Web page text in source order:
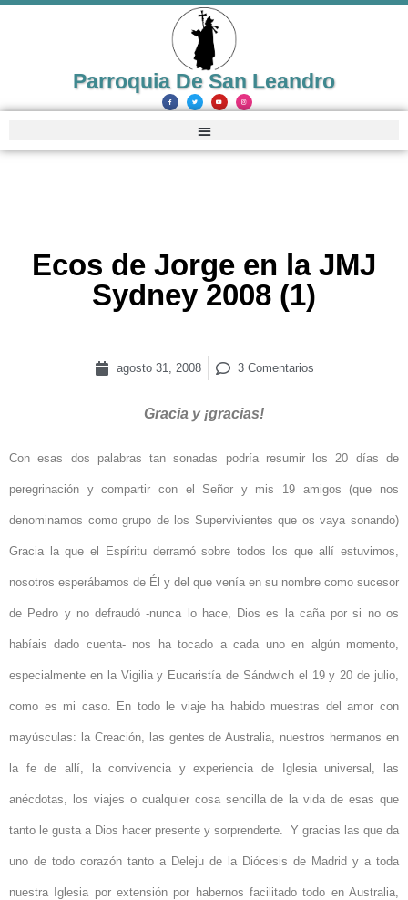
Parroquia De San Leandro
Ecos de Jorge en la JMJ
Sydney 2008 (1)
agosto 31, 2008 3 Comentarios
Gracia y ¡gracias!
Con esas dos palabras tan sonadas podría resumir los 20 días de
peregrinación y compartir con el Señor y mis 19 amigos (que nos
denominamos como grupo de los Supervivientes que os vaya sonando)
Gracia la que el Espíritu derramó sobre todos los que allí estuvimos,
nosotros esperábamos de Él y del que venía en su nombre como sucesor
de Pedro y no defraudó -nunca lo hace, Dios es la caña por si no os
habíais dado cuenta- nos ha tocado a cada uno en algún momento,
especialmente en la Vigilia y Eucaristía de Sándwich el 19 y 20 de julio,
como es mi caso. En todo le viaje ha habido muestras del amor con
mayúsculas: la Creación, las gentes de Australia, nuestros hermanos en
la fe de allí, la convivencia y experiencia de Iglesia universal, las
anécdotas, los viajes o cualquier cosa sencilla de la vida de esas que
tanto le gusta a Dios hacer presente y sorprenderte. Y gracias las que da
uno de todo corazón tanto a Deleju de la Diócesis de Madrid y a toda
nuestra Iglesia por extensión por habernos facilitado todo en Australia,